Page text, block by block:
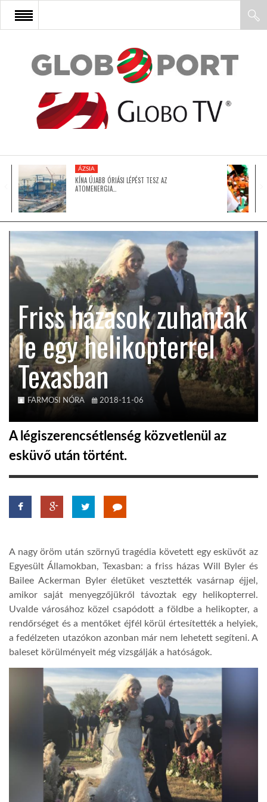
FŐOLDAL
AFRIKA
ÁZSIA
LATIN-AMERIKA
KÖZEL-KELET
AUSZTRÁLIA
A VILÁG ITTHON
TROPICALMAGAZIN
GLOBOTV
AFRIKA TUDÁSTÁR
A NAP SZÉPE
GLOBOZSARU
DOBRAVERO.HU
ÁZSIA
KÍNA ÚJABB ÓRIÁSI LÉPÉST TESZ AZ
ATOMENERGIA…
Friss házasok zuhantak
le egy helikopterrel
Texasban
FARMOSI NÓRA 2018-11-06
A légiszerencsétlenség közvetlenül az
esküvő után történt.
A nagy öröm után szörnyű tragédia követett egy esküvőt az
Egyesült Államokban, Texasban: a friss házas Will Byler és
Bailee Ackerman Byler életüket vesztették vasárnap éjjel,
amikor saját menyegzőjükről távoztak egy helikopterrel.
Uvalde városához közel csapódott a földbe a helikopter, a
rendőrséget és a mentőket éjfél körül értesítették a helyiek,
a fedélzeten utazókon azonban már nem lehetett segíteni. A
baleset körülményeit még vizsgálják a hatóságok.